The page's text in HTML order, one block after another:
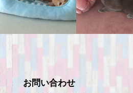
お問い合わせ